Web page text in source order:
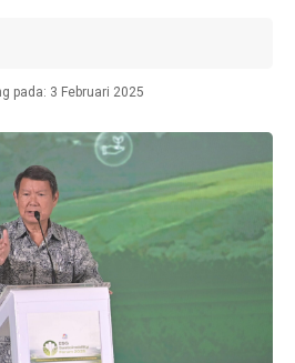
pada: 3 Februari 2025